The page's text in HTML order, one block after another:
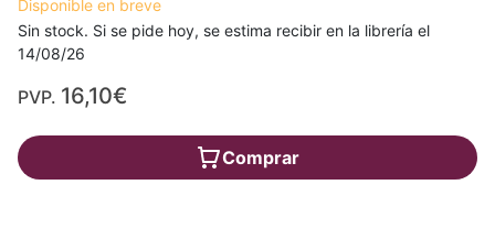
Disponible en breve
Sin stock. Si se pide hoy, se estima recibir en la librería el
14/08/26
PVP. 16,10€
Comprar